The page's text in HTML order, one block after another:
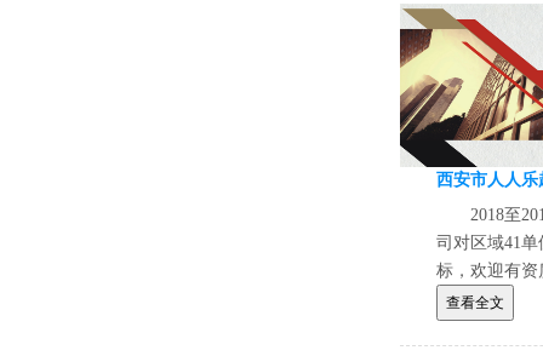
2018至
司对区域41
标，欢迎有
查看全文